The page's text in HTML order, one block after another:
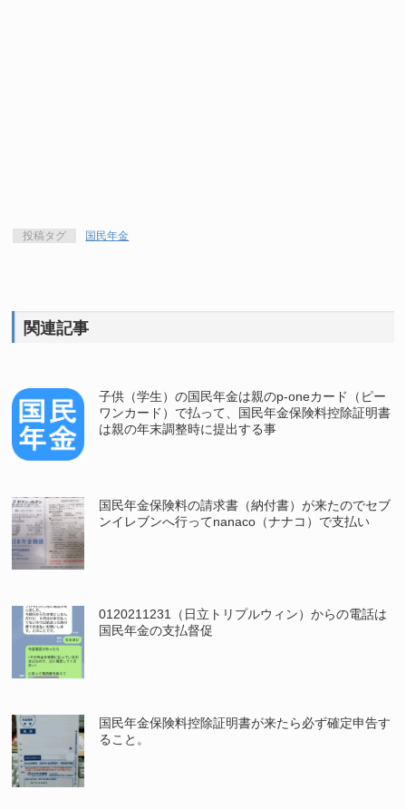
投稿タグ 国民年金
関連記事
子供（学生）の国民年金は親のp-oneカード（ピー
ワンカード）で払って、国民年金保険料控除証明書
は親の年末調整時に提出する事
国民年金保険料の請求書（納付書）が来たのでセブ
ンイレブンへ行ってnanaco（ナナコ）で支払い
0120211231（日立トリプルウィン）からの電話は
国民年金の支払督促
国民年金保険料控除証明書が来たら必ず確定申告す
ること。